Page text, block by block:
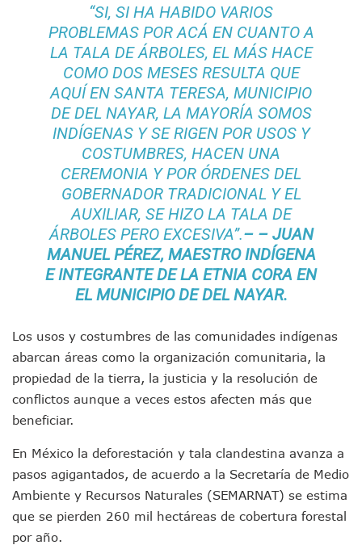
IMSS Invierte 12.6 MDP En Remodelar Urgencias Del
En Abril 2027 Terminarán El Centro Regional De Autismo
Puerto Vallarta Fortalece Su Promoción En California Con
Accidente En Un RZR, Principal Hipótesis Por La Muerte
Este Viernes, Lemus Inaugurará El Sistema De
Nidos De Lluvia Busca Beneficiar A 100 Familias De
Morena Cierra Filas Por La Defensa Del Agua De Calidad
Hallazgo De Yareli Colmenares Tovar Eleva A 4 Cuerpos
Regresa A Puerto Vallarta La Premiación Nacional De La
Ra Aguilar Acompaña A Cientos De Familias En Las
“Kato” Supera El Abandono Y Comienza Una Nueva Vida
México Necesitaba 600 Mil Empleos; Solo Generó 262 Mil
Poderoso Terremoto Destruye Edificios Y Puentes En
Munguía Es El Sexto Mejor Alcalde De Jalisco, Según
ATM Incorpora 20 Nuevos Camiones Al Corredor Bahía
Colectivos Piden A Lemus Más Ministerios Públicos Para
Mercado Vallarta Incluye Reúne A Emprendedores Locales
Morenistas Imparten Taller En Puerto Vallarta
CEDHJ Señala Violaciones A Derechos De Víctima De
Ayutla Bajo Investigación Tras Reporte De Posible
Bruno Blancas Reúne A Especialistas Para Analizar La
Entregan Aparato Auditivo A Don Juan Ramírez En Puerto
Huracán En Formación Podría Generar Oleaje Elevado En
Viajar A Puerto Vallarta Este Verano Puede Costar Hasta
“SI, SI HA HABIDO VARIOS
PROBLEMAS POR ACÁ EN CUANTO A
LA TALA DE ÁRBOLES, EL MÁS HACE
COMO DOS MESES RESULTA QUE
AQUÍ EN SANTA TERESA, MUNICIPIO
DE DEL NAYAR, LA MAYORÍA SOMOS
INDÍGENAS Y SE RIGEN POR USOS Y
COSTUMBRES, HACEN UNA
CEREMONIA Y POR ÓRDENES DEL
GOBERNADOR TRADICIONAL Y EL
AUXILIAR, SE HIZO LA TALA DE
ÁRBOLES PERO EXCESIVA”.– – JUAN
MANUEL PÉREZ, MAESTRO INDÍGENA
E INTEGRANTE DE LA ETNIA CORA EN
EL MUNICIPIO DE DEL NAYAR.
Los usos y costumbres de las comunidades indígenas
abarcan áreas como la organización comunitaria, la
propiedad de la tierra, la justicia y la resolución de
conflictos aunque a veces estos afecten más que
beneficiar.
En México la deforestación y tala clandestina avanza a
pasos agigantados, de acuerdo a la Secretaría de Medio
Ambiente y Recursos Naturales (SEMARNAT) se estima
que se pierden 260 mil hectáreas de cobertura forestal
por año.